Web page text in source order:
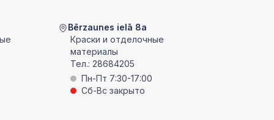
Bērzaunes ielā 8a
Краски и отделочные
материалы
Тел.: 28684205
Пн-Пт 7:30-17:00
Сб-Вс закрыто